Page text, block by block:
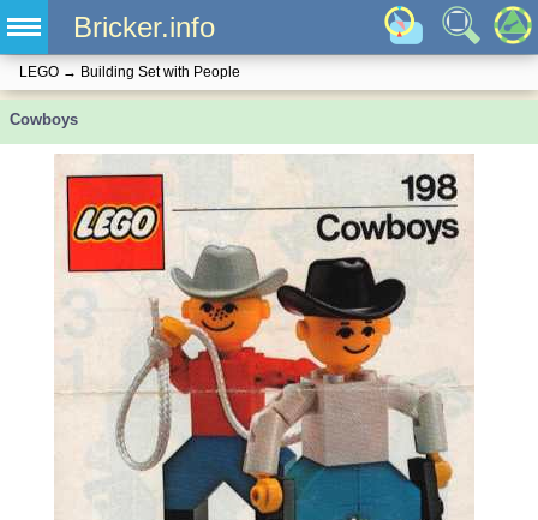
Bricker.info
LEGO → Building Set with People
Cowboys